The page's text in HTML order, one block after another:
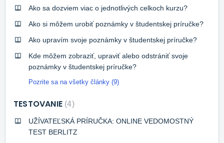
Ako sa dozviem viac o jednotlivých celkoch kurzu?
Ako si môžem urobiť poznámky v študentskej príručke?
Ako upravím svoje poznámky v študentskej príručke?
Kde môžem zobraziť, upraviť alebo odstrániť svoje
poznámky v študentskej príručke?
Pozrite sa na všetky články (9)
TESTOVANIE 4
UŽÍVATEĽSKÁ PRÍRUČKA: ONLINE VEDOMOSTNÝ
TEST BERLITZ